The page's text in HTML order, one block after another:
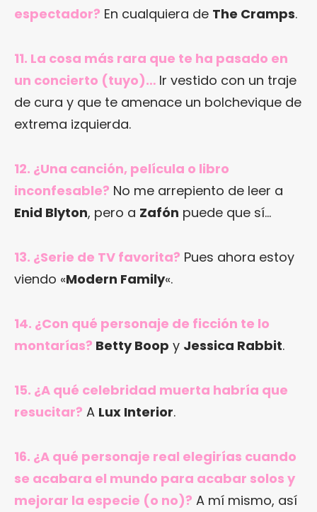
espectador? En cualquiera de The Cramps.
11. La cosa más rara que te ha pasado en
un concierto (tuyo)… Ir vestido con un traje
de cura y que te amenace un bolchevique de
extrema izquierda.
12. ¿Una canción, película o libro
inconfesable? No me arrepiento de leer a
Enid Blyton, pero a Zafón puede que sí…
13. ¿Serie de TV favorita? Pues ahora estoy
viendo «Modern Family«.
14. ¿Con qué personaje de ficción te lo
montarías? Betty Boop y Jessica Rabbit.
15. ¿A qué celebridad muerta habría que
resucitar? A Lux Interior.
16. ¿A qué personaje real elegirías cuando
se acabara el mundo para acabar solos y
mejorar la especie (o no)? A mí mismo, así